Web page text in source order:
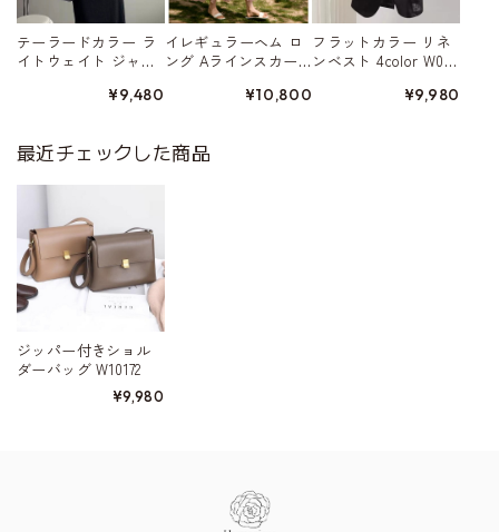
テーラードカラー ラ
イトウェイト ジャ
¥9,480
イレギュラーヘム ロ
ング Aラインスカー
¥10,800
フラットカラー リネ
ンベスト 4color W015
¥9,980
最近チェックした商品
ジッパー付きショル
ダーバッグ W10172
¥9,980